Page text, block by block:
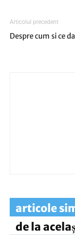
Articolul precedent
Despre cum si ce
articole
de la